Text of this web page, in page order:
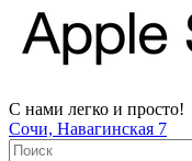
С нами легко и просто!
Сочи, Навагинская 7